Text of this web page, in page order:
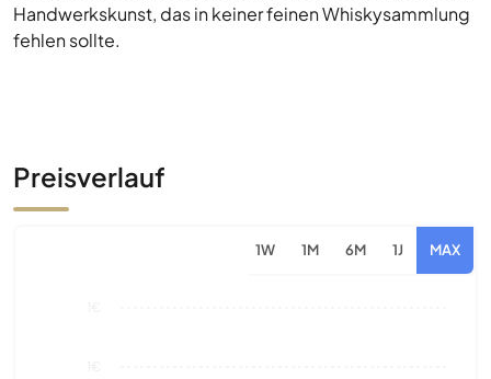
Handwerkskunst, das in keiner feinen Whiskysammlung
fehlen sollte.
Preisverlauf
1W 1M 6M 1J MAX